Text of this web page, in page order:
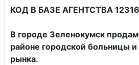
КОД В БАЗЕ АГЕНТСТВА
В городе Зеленокумск
районе городской больницы и
рынка.